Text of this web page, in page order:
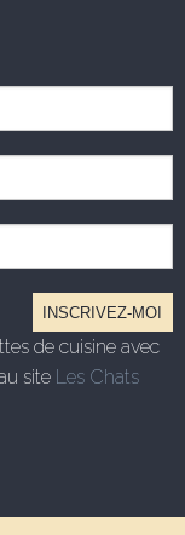
de cuisine avec
site Les Chats